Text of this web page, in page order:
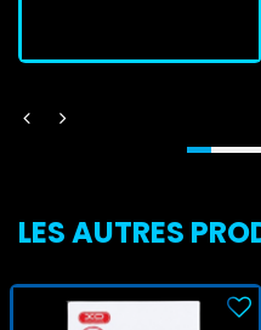
LES AUTRES